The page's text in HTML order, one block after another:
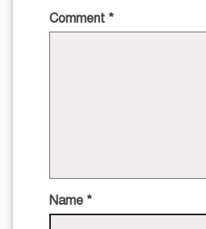
Comment *
Name *